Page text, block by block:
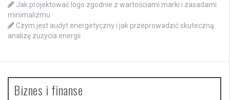
Jak projektować logo zgodnie z wartościami marki i zasadami
minimalizmu
Czym jest audyt energetyczny i jak przeprowadzić skuteczną
analizę zużycia energii
Biznes i finanse